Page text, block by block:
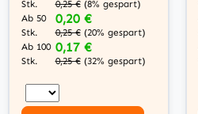
Stk. 0,25 € (8% gespart)
Ab 50
Stk.
0,20 €
0,25 € (20% gespart)
Ab 100
Stk.
0,17 €
0,25 € (32% gespart)